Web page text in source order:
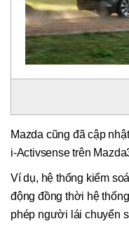
Mazda cũng đã cập
i-Activsense trên
Ví dụ, hệ thống kiểm
động đồng thời hệ
phép người lái chuyển